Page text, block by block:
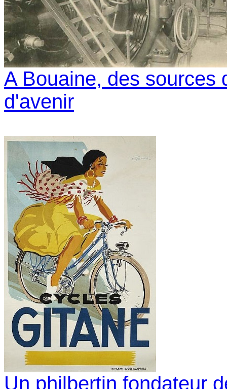
A Bouaine, des sources
d'avenir
Un philbertin fondateur